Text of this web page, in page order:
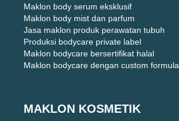
Maklon body serum eksklusif
Maklon body mist dan parfum
Jasa maklon produk perawatan tubuh
Produksi bodycare private label
Maklon bodycare bersertifikat halal
Maklon bodycare dengan custom formula
MAKLON KOSMETIK